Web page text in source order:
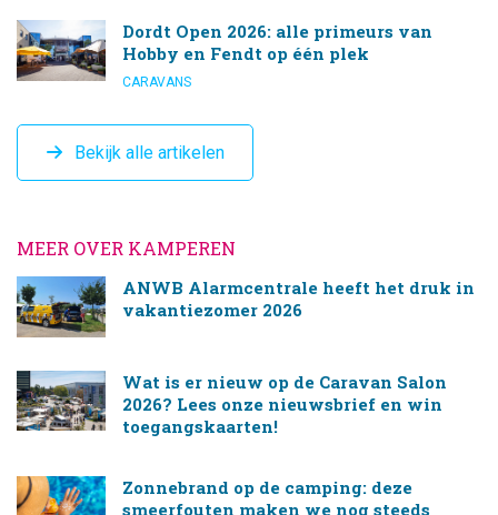
Dordt Open 2026: alle primeurs van
Hobby en Fendt op één plek
CARAVANS
Bekijk alle artikelen
MEER OVER KAMPEREN
ANWB Alarmcentrale heeft het druk in
vakantiezomer 2026
Wat is er nieuw op de Caravan Salon
2026? Lees onze nieuwsbrief en win
toegangskaarten!
Zonnebrand op de camping: deze
smeerfouten maken we nog steeds